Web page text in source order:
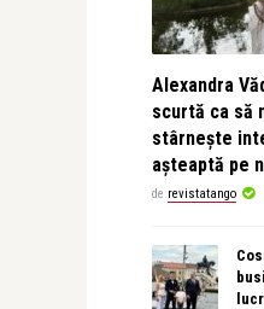
Alexandra
scurtă ca să
stârnește
așteaptă pe
de revistatango